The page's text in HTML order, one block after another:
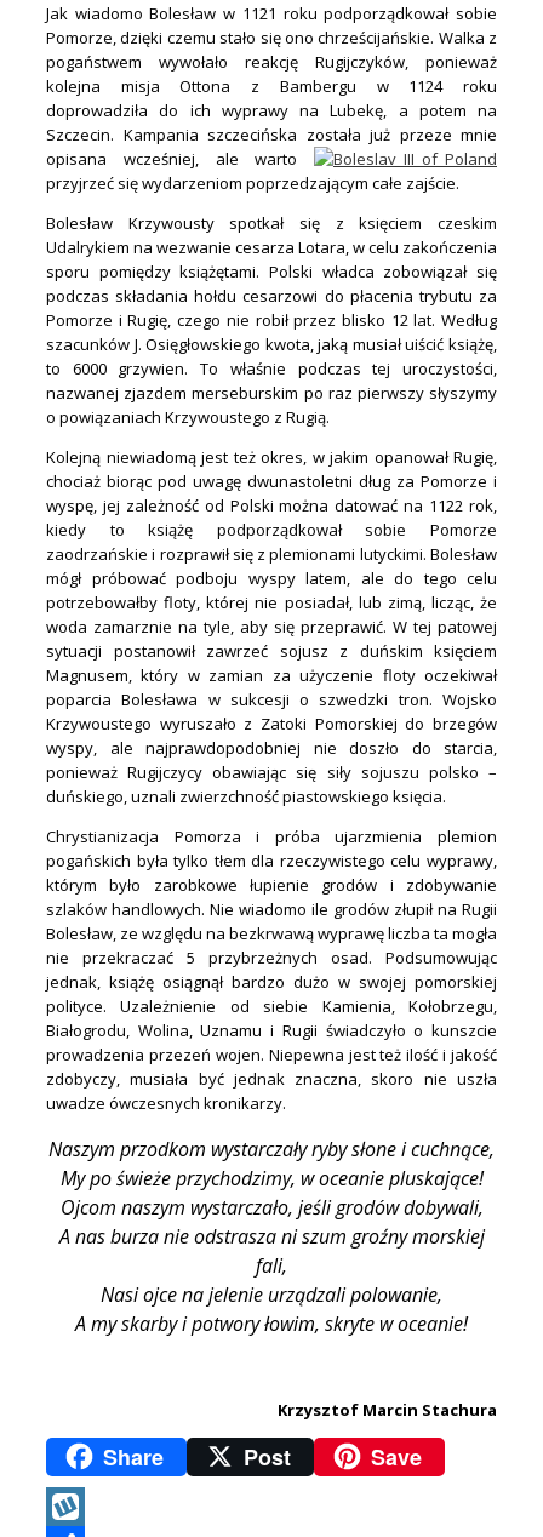
Jak wiadomo Bolesław w 1121 roku podporządkował sobie
Pomorze, dzięki czemu stało się ono chrześcijańskie. Walka z
pogaństwem wywołało reakcję Rugijczyków, ponieważ
kolejna misja Ottona z Bambergu w 1124 roku
doprowadziła do ich wyprawy na Lubekę, a potem na
Szczecin. Kampania szczecińska została już przeze mnie
opisana wcześniej, ale warto
przyjrzeć się wydarzeniom poprzedzającym całe zajście.
Bolesław Krzywousty spotkał się z księciem czeskim
Udalrykiem na wezwanie cesarza Lotara, w celu zakończenia
sporu pomiędzy książętami. Polski władca zobowiązał się
podczas składania hołdu cesarzowi do płacenia trybutu za
Pomorze i Rugię, czego nie robił przez blisko 12 lat. Według
szacunków J. Osięgłowskiego kwota, jaką musiał uiścić książę,
to 6000 grzywien. To właśnie podczas tej uroczystości,
nazwanej zjazdem merseburskim po raz pierwszy słyszymy
o powiązaniach Krzywoustego z Rugią.
Kolejną niewiadomą jest też okres, w jakim opanował Rugię,
chociaż biorąc pod uwagę dwunastoletni dług za Pomorze i
wyspę, jej zależność od Polski można datować na 1122 rok,
kiedy to książę podporządkował sobie Pomorze
zaodrzańskie i rozprawił się z plemionami lutyckimi. Bolesław
mógł próbować podboju wyspy latem, ale do tego celu
potrzebowałby floty, której nie posiadał, lub zimą, licząc, że
woda zamarznie na tyle, aby się przeprawić. W tej patowej
sytuacji postanowił zawrzeć sojusz z duńskim księciem
Magnusem, który w zamian za użyczenie floty oczekiwał
poparcia Bolesława w sukcesji o szwedzki tron. Wojsko
Krzywoustego wyruszało z Zatoki Pomorskiej do brzegów
wyspy, ale najprawdopodobniej nie doszło do starcia,
ponieważ Rugijczycy obawiając się siły sojuszu polsko –
duńskiego, uznali zwierzchność piastowskiego księcia.
Chrystianizacja Pomorza i próba ujarzmienia plemion
pogańskich była tylko tłem dla rzeczywistego celu wyprawy,
którym było zarobkowe łupienie grodów i zdobywanie
szlaków handlowych. Nie wiadomo ile grodów złupił na Rugii
Bolesław, ze względu na bezkrwawą wyprawę liczba ta mogła
nie przekraczać 5 przybrzeżnych osad. Podsumowując
jednak, książę osiągnął bardzo dużo w swojej pomorskiej
polityce. Uzależnienie od siebie Kamienia, Kołobrzegu,
Białogrodu, Wolina, Uznamu i Rugii świadczyło o kunszcie
prowadzenia przezeń wojen. Niepewna jest też ilość i jakość
zdobyczy, musiała być jednak znaczna, skoro nie uszła
uwadze ówczesnych kronikarzy.
Naszym przodkom wystarczały ryby słone i cuchnące,
My po świeże przychodzimy, w oceanie pluskające!
Ojcom naszym wystarczało, jeśli grodów dobywali,
A nas burza nie odstrasza ni szum groźny morskiej
fali,
Nasi ojce na jelenie urządzali polowanie,
A my skarby i potwory łowim, skryte w oceanie!
Krzysztof Marcin Stachura
Share Post Save